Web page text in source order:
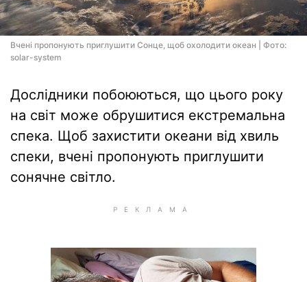
Вчені пропонують приглушити Сонце, щоб охолодити океан | Фото:
solar-system
Дослідники побоюються, що цього року
на світ може обрушитися екстремальна
спека. Щоб захистити океани від хвиль
спеки, вчені пропонують приглушити
сонячне світло.